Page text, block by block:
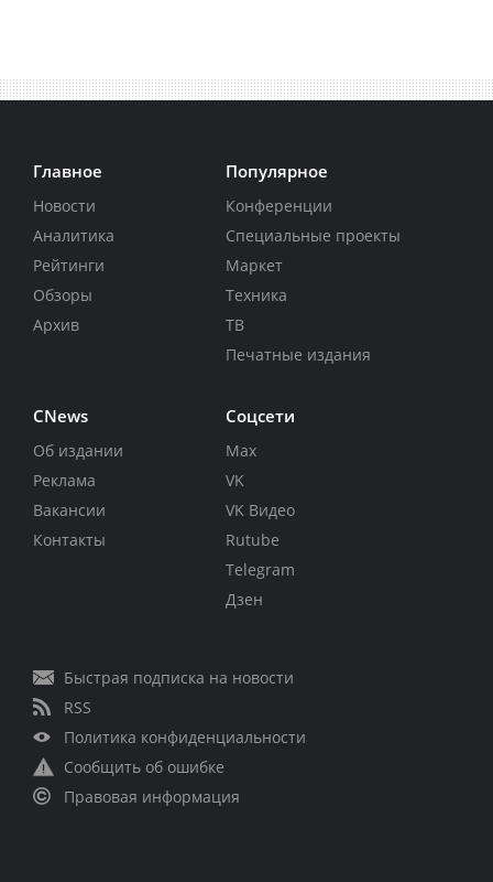
Главное
Новости
Аналитика
Рейтинги
Обзоры
Архив
Популярное
Конференции
Специальные проекты
Маркет
Техника
ТВ
Печатные издания
CNews
Об издании
Реклама
Вакансии
Контакты
Соцсети
Max
VK
VK Видео
Rutube
Telegram
Дзен
Быстрая подписка на новости
RSS
Политика конфиденциальности
Сообщить об ошибке
Правовая информация